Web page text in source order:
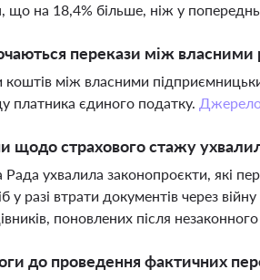
що на 18,4% більше, ніж у
перекази між
коштів між власними
платника єдиного податку.
щодо страхового стажу
Рада ухвалила законопроєкти, які
у разі втрати документів через
поновлених після незаконного
до проведення фактичних